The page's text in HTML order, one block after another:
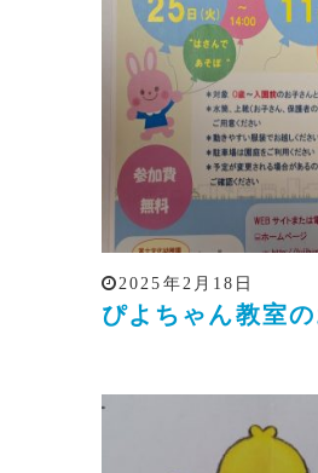
2025年2月18日
ぴよちゃん教室